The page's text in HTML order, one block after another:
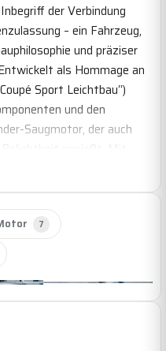
der Verbindung
– ein Fahrzeug,
und präziser
als Hommage an
Sport Leichtbau“)
und den
Saugmotor, der auch
Fahrwerk und
wurde der M3 CSL
seiner Zeit – und ist
mit Kultstatus.
getrimmt. Rund
Carbon-Dach, dünnere
reduzierte
deutlich agilere
7
+3